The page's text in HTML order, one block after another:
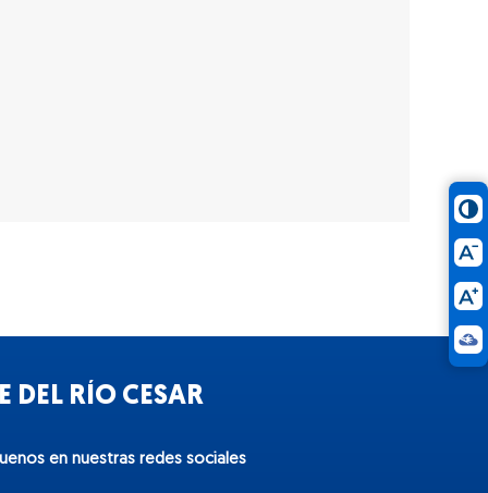
DEL RÍO CESAR
en nuestras redes sociales